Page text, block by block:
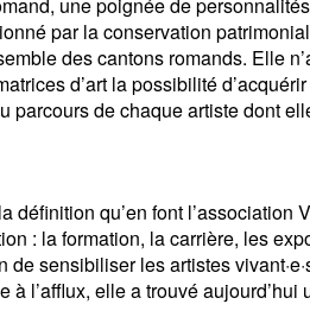
par la conservation
des cantons romands. Elle
d’art la possibilité
de chaque artiste dont
définition qu’en font
: la formation, la carrière, les
sensibiliser les artistes
l’afflux, elle a trouvé